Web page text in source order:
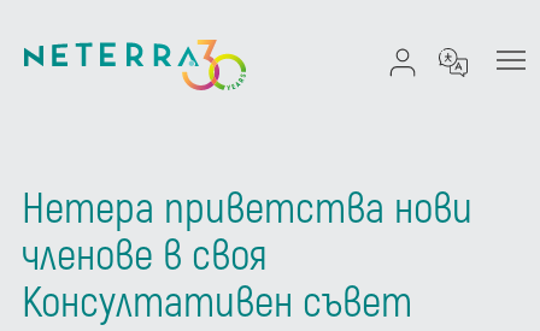
Нетера приветства нови
членове в своя
Консултативен съвет